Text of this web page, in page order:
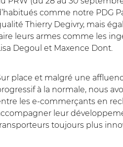
comme notre PDG
Thierry Degivry, mais
leurs armes comme les
Degoul et Maxence Dont.
place et malgré une
à la normale, nous
les e-commerçants en
leur
toujours plus